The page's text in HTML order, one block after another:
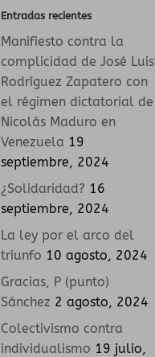
Entradas recientes
Manifiesto contra la
complicidad de José Luis
Rodríguez Zapatero con
el régimen dictatorial de
Nicolás Maduro en
Venezuela 19
septiembre, 2024
¿Solidaridad? 16
septiembre, 2024
La ley por el arco del
triunfo 10 agosto, 2024
Gracias, P (punto)
Sánchez 2 agosto, 2024
Colectivismo contra
individualismo 19 julio,